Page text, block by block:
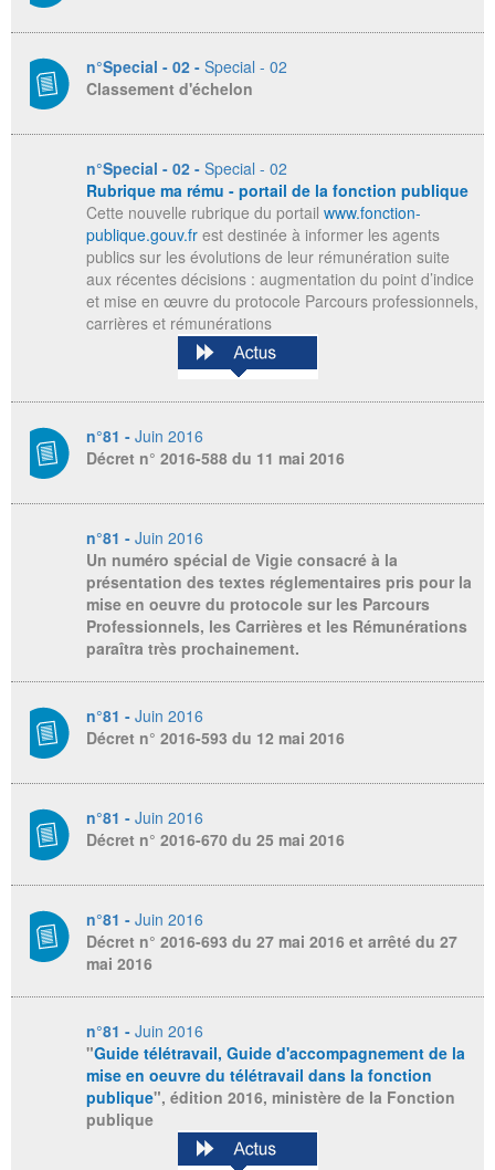
n°Special - 02 - Special - 02
Classement d'échelon
n°Special - 02 - Special - 02
Rubrique ma rému - portail de la fonction publique
Cette nouvelle rubrique du portail www.fonction-
publique.gouv.frest destinée à informer les agents
publics sur les évolutions de leur rémunération suite
aux récentes décisions : augmentation du point d’indice
et mise en œuvre du protocole Parcours professionnels,
carrières et rémunérations
n°81 - Juin 2016
Décret n° 2016-588 du 11 mai 2016
n°81 - Juin 2016
Un numéro spécial de Vigie consacré à la
présentation des textes réglementaires pris pour la
mise en oeuvre du protocole sur les Parcours
Professionnels, les Carrières et les Rémunérations
paraîtra très prochainement.
n°81 - Juin 2016
Décret n° 2016-593 du 12 mai 2016
n°81 - Juin 2016
Décret n° 2016-670 du 25 mai 2016
n°81 - Juin 2016
Décret n° 2016-693 du 27 mai 2016 et arrêté du 27
mai 2016
n°81 - Juin 2016
"Guide télétravail, Guide d'accompagnement de la
mise en oeuvre du télétravail dans la fonction
publique", édition 2016, ministère de la Fonction
publique